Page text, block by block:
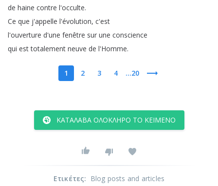
de haine contre l'occulte.
Ce que j'appelle l'évolution, c'est
l'ouverture d'une fenêtre sur une conscience
qui est totalement neuve de l'Homme.
1 2 3 4 ...20
ΚΑΤΆΛΑΒΑ ΟΛΌΚΛΗΡΟ ΤΟ ΚΕΊΜΕΝΟ
Ετικέτες: Blog posts and articles